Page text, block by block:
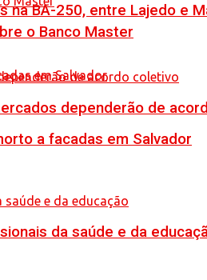
BA-250, entre Lajedo e
a facadas em Salvador
o Banco Master
dependerão de
da saúde e da